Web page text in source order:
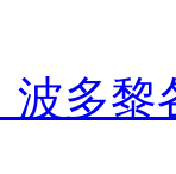
波多